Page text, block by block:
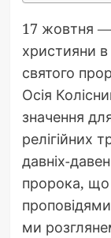
17 жовтня —
християни в
святого
Осія
значення
релігійних
давніх-
пророка, що
ми